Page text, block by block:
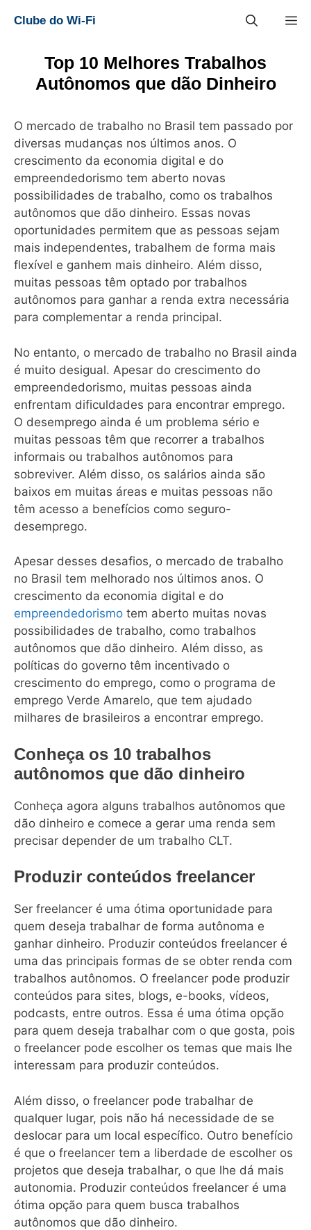
para
conteúdo
Clube do Wi-Fi
Top 10 Melhores Trabalhos
Autônomos que dão Dinheiro
O mercado de trabalho no Brasil tem passado por
diversas mudanças nos últimos anos. O
crescimento da economia digital e do
empreendedorismo tem aberto novas
possibilidades de trabalho, como os trabalhos
autônomos que dão dinheiro. Essas novas
oportunidades permitem que as pessoas sejam
mais independentes, trabalhem de forma mais
flexível e ganhem mais dinheiro. Além disso,
muitas pessoas têm optado por trabalhos
autônomos para ganhar a renda extra necessária
para complementar a renda principal.
No entanto, o mercado de trabalho no Brasil ainda
é muito desigual. Apesar do crescimento do
empreendedorismo, muitas pessoas ainda
enfrentam dificuldades para encontrar emprego.
O desemprego ainda é um problema sério e
muitas pessoas têm que recorrer a trabalhos
informais ou trabalhos autônomos para
sobreviver. Além disso, os salários ainda são
baixos em muitas áreas e muitas pessoas não
têm acesso a benefícios como seguro-
desemprego.
Apesar desses desafios, o mercado de trabalho
no Brasil tem melhorado nos últimos anos. O
crescimento da economia digital e do
empreendedorismo tem aberto muitas novas
possibilidades de trabalho, como trabalhos
autônomos que dão dinheiro. Além disso, as
políticas do governo têm incentivado o
crescimento do emprego, como o programa de
emprego Verde Amarelo, que tem ajudado
milhares de brasileiros a encontrar emprego.
Conheça os 10 trabalhos
autônomos que dão dinheiro
Conheça agora alguns trabalhos autônomos que
dão dinheiro e comece a gerar uma renda sem
precisar depender de um trabalho CLT.
Produzir conteúdos freelancer
Ser freelancer é uma ótima oportunidade para
quem deseja trabalhar de forma autônoma e
ganhar dinheiro. Produzir conteúdos freelancer é
uma das principais formas de se obter renda com
trabalhos autônomos. O freelancer pode produzir
conteúdos para sites, blogs, e-books, vídeos,
podcasts, entre outros. Essa é uma ótima opção
para quem deseja trabalhar com o que gosta, pois
o freelancer pode escolher os temas que mais lhe
interessam para produzir conteúdos.
Além disso, o freelancer pode trabalhar de
qualquer lugar, pois não há necessidade de se
deslocar para um local específico. Outro benefício
é que o freelancer tem a liberdade de escolher os
projetos que deseja trabalhar, o que lhe dá mais
autonomia. Produzir conteúdos freelancer é uma
ótima opção para quem busca trabalhos
autônomos que dão dinheiro.